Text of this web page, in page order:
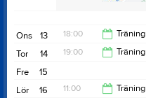
13
Ons 18:00 Träning
14
Tor 19:00 Träning
20:30
15
Fre
16
Lör 11:00 Träning